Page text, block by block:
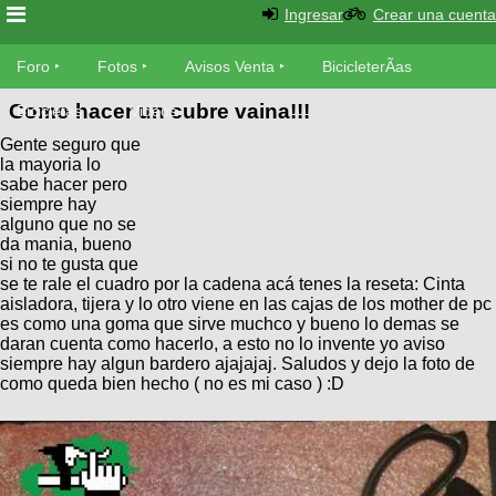
Foro
Foro
TÃ©cnica
MecÃ¡nica
Fotos
SUBÃ
tu foto
Galeria
XC
Bicicletas
Viajes
Descenso
Dirt
Avisos
Ventas
SUBÃ
tu
aviso
Buscar
Ultimos
Fotos
BicicleterÃ­
as
Bicicletas
Bicicletas
Tandem
Cicloturismo
Ingresar Crear una cuenta
Foro Fotos Avisos Venta BicicleterÃ­as
Bicicletas Videos
Como hacer un cubre vaina!!!
Gente seguro que
la mayoria lo
sabe hacer pero
siempre hay
alguno que no se
da mania, bueno
si no te gusta que
se te rale el cuadro por la cadena acá tenes la reseta: Cinta
aisladora, tijera y lo otro viene en las cajas de los mother de pc
es como una goma que sirve muchco y bueno lo demas se
daran cuenta como hacerlo, a esto no lo invente yo aviso
siempre hay algun bardero ajajajaj. Saludos y dejo la foto de
como queda bien hecho ( no es mi caso ) :D